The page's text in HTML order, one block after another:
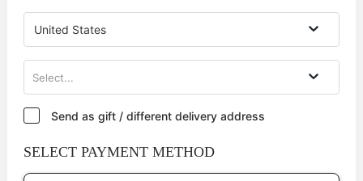
United States
Select...
Send as gift / different delivery address
SELECT PAYMENT METHOD